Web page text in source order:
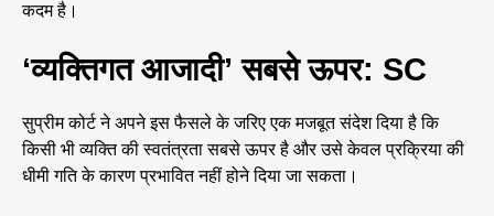
कदम है।
‘व्यक्तिगत आजादी’ सबसे ऊपर: SC
सुप्रीम कोर्ट ने अपने इस फैसले के जरिए एक मजबूत संदेश दिया है कि
किसी भी व्यक्ति की स्वतंत्रता सबसे ऊपर है और उसे केवल प्रक्रिया की
धीमी गति के कारण प्रभावित नहीं होने दिया जा सकता।